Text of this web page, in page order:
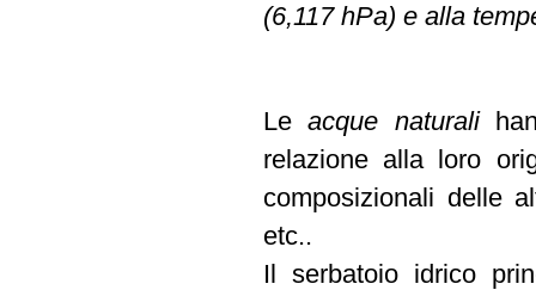
(6,117 hPa) e alla
Leacque naturali
relazione alla loro
composizionali delle
etc..
Il serbatoio idrico